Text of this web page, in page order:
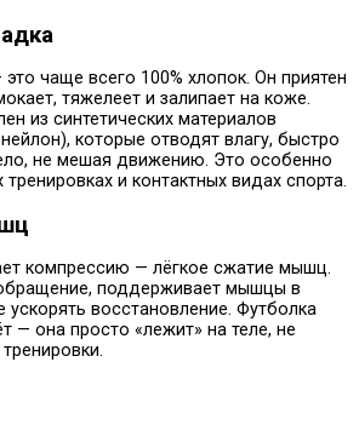
чаще всего 100% хлопок. Он приятен
тяжелеет и залипает на коже.
из синтетических материалов
которые отводят влагу, быстро
не мешая движению. Это особенно
и контактных видах спорта.
компрессию — лёгкое сжатие мышц.
поддерживает мышцы в
восстановление. Футболка
— она просто «лежит» на теле, не